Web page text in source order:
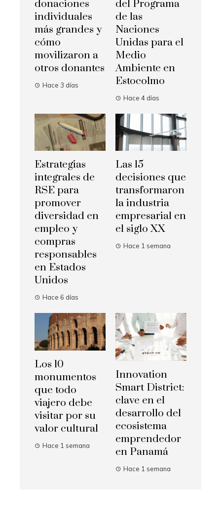
donaciones
individuales
más grandes y
cómo
movilizaron a
otros donantes
Hace 3 días
del Programa
de las
Naciones
Unidas para el
Medio
Ambiente en
Estocolmo
Hace 4 días
Estrategias
integrales de
RSE para
promover
diversidad en
empleo y
compras
responsables
en Estados
Unidos
Hace 6 días
Las 15
decisiones que
transformaron
la industria
empresarial en
el siglo XX
Hace 1 semana
Los 10
monumentos
que todo
viajero debe
visitar por su
valor cultural
Hace 1 semana
Innovation
Smart District:
clave en el
desarrollo del
ecosistema
emprendedor
en Panamá
Hace 1 semana